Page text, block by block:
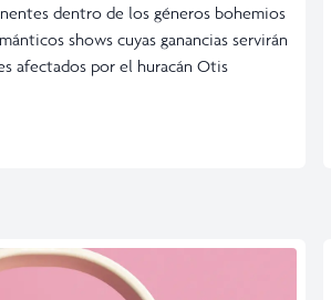
dentro de los géneros bohemios
shows cuyas ganancias servirán
afectados por el huracán Otis